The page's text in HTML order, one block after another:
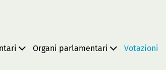
Organi parlamentari Votazioni